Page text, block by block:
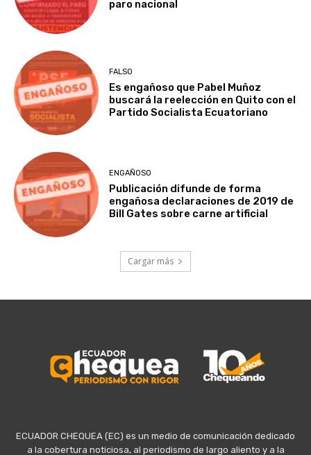
paro nacional
FALSO
Es engañoso que Pabel Muñoz
buscará la reelección en Quito con el
Partido Socialista Ecuatoriano
ENGAÑOSO
Publicación difunde de forma
engañosa declaraciones de 2019 de
Bill Gates sobre carne artificial
Cargar más
ECUADOR CHEQUEA (EC) es un medio de comunicación dedicado
a la cobertura noticiosa, al periodismo de largo aliento y a la